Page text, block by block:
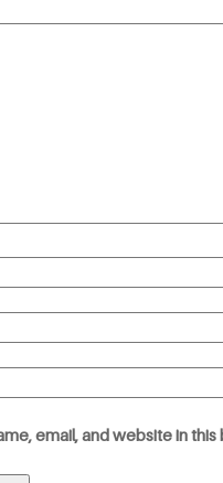
email, and website in